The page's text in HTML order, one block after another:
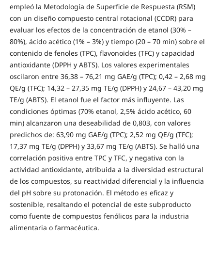
empleó la Metodología de Superficie de Respuesta (RSM)
con un diseño compuesto central rotacional (CCDR) para
evaluar los efectos de la concentración de etanol (30% –
80%), ácido acético (1% – 3%) y tiempo (20 – 70 min) sobre el
contenido de fenoles (TPC), flavonoides (TFC) y capacidad
antioxidante (DPPH y ABTS). Los valores experimentales
oscilaron entre 36,38 – 76,21 mg GAE/g (TPC); 0,42 – 2,68 mg
QE/g (TFC); 14,32 – 27,35 mg TE/g (DPPH) y 24,67 – 43,20 mg
TE/g (ABTS). El etanol fue el factor más influyente. Las
condiciones óptimas (70% etanol, 2,5% ácido acético, 60
min) alcanzaron una deseabilidad de 0,803, con valores
predichos de: 63,90 mg GAE/g (TPC); 2,52 mg QE/g (TFC);
17,37 mg TE/g (DPPH) y 33,67 mg TE/g (ABTS). Se halló una
correlación positiva entre TPC y TFC, y negativa con la
actividad antioxidante, atribuida a la diversidad estructural
de los compuestos, su reactividad diferencial y la influencia
del pH sobre su protonación. El método es eficaz y
sostenible, resaltando el potencial de este subproducto
como fuente de compuestos fenólicos para la industria
alimentaria o farmacéutica.